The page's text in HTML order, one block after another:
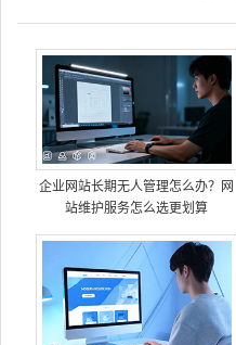
企业网站长期无人管理怎么办？网
站维护服务怎么选更划算